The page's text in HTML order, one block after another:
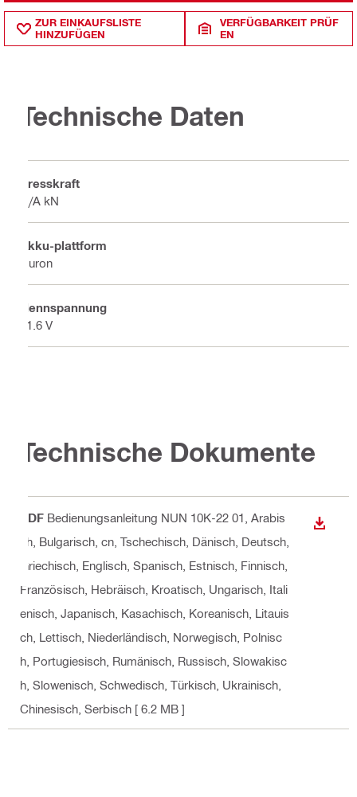
ZUR EINKAUFSLISTE
HINZUFÜGEN
VERFÜGBARKEIT PRÜF
EN
Technische Daten
Presskraft
N/A kN
Akku-plattform
Nuron
Nennspannung
21.6 V
Technische Dokumente
PDF Bedienungsanleitung NUN 10K-22 01 , Arabis
ch, Bulgarisch, cn, Tschechisch, Dänisch, Deutsch,
Griechisch, Englisch, Spanisch, Estnisch, Finnisch,
Französisch, Hebräisch, Kroatisch, Ungarisch, Itali
enisch, Japanisch, Kasachisch, Koreanisch, Litauis
ch, Lettisch, Niederländisch, Norwegisch, Polnisc
h, Portugiesisch, Rumänisch, Russisch, Slowakisc
h, Slowenisch, Schwedisch, Türkisch, Ukrainisch,
Chinesisch, Serbisch [ 6.2 MB ]